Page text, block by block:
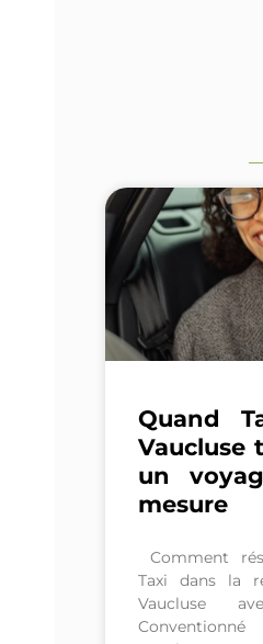
Quand
Vaucluse
un
mesure
Comment
Taxi dans la
Vaucluse